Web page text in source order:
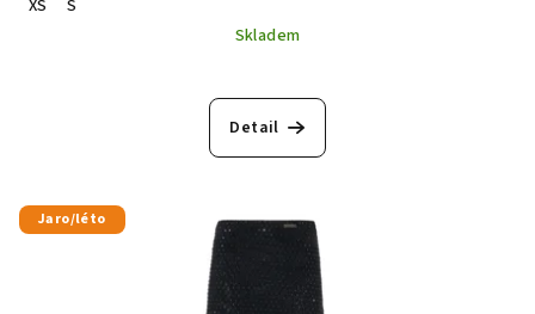
XS
S
Skladem
Detail
Jaro/léto